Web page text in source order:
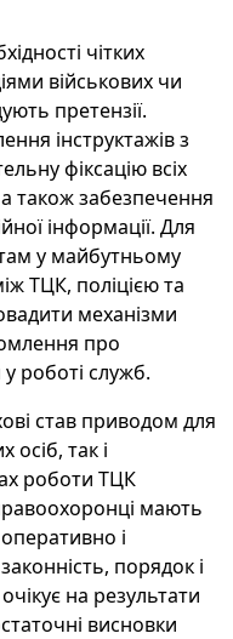
чітких
військових чи
претензії.
інструктажів з
фіксацію всіх
також забезпечення
інформації. Для
у майбутньому
ТЦК, поліцією та
механізми
про
роботі служб.
став приводом для
осіб, так і
роботи ТЦК
мають
і
порядок і
на результати
висновки